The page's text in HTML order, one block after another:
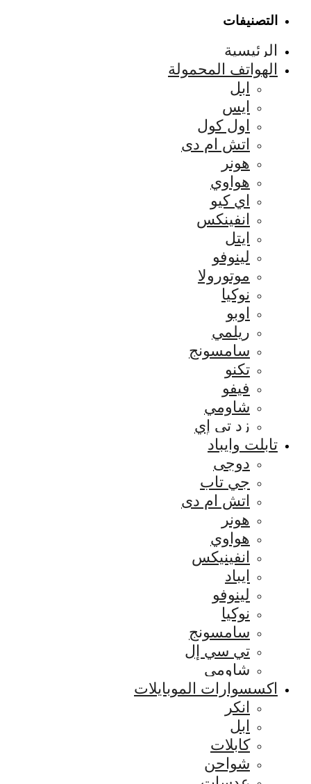
التصنيفات
الرئيسية
الهواتف المحمولة
ابل
ايس
اول كول
اتش ام دى
هونر
هواوي
اي كيو
انفينكس
ايتل
لينوفو
موتورولا
نوكيا
اوبو
ريلمي
سامسونج
تكنو
فيفو
شاومي
زد تي إي
تابلت وايباد
دوجى
جي تاب
اتش ام دى
هونر
هواوي
انفينيكس
ايباد
لينوفو
نوكيا
سامسونج
تي سي إل
شاومي
اكسسوارات الموبايلات
انكر
ابل
كابلات
شواحن